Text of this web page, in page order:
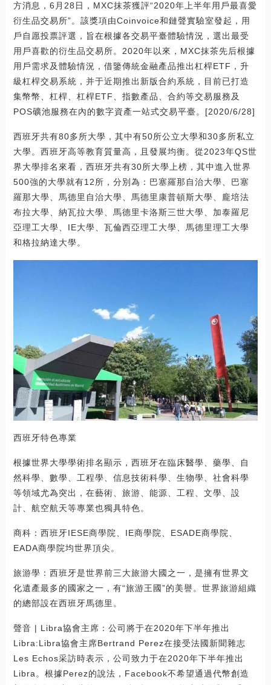
方消息，6月28日，MXC抹茶獲評“2020年上半年用戶最喜愛
衍生品交易所”。該獎項由Coinvoice和鏈聲實驗室發起，用
戶自愿投票評選，旨在根據各交易平臺體驗情況，選出最受
用戶喜歡的衍生品交易所。2020年以來，MXC抹茶先后根據
用戶需求及體驗情況，借鑒傳統金融產品推出杠桿ETF，升
級杠桿交易系統，并于近期推出新版合約系統，目前已打造
集幣幣、杠桿、杠桿ETF、指數產品、合約等交易服務及
POS礦池服務在內的數字資產一站式交易平臺。[2020/6/28]
西班牙共有80多所大學，其中有50所公立大學和30多所私立
大學。西班牙高等教育質量高，且發展均衡。從2023年QS世
界大學排名來看，西班牙共有30所大學上榜，其中進入世界
500強的大學就有12所，分別為：巴塞羅那自治大學、巴塞
羅那大學、馬德里自治大學、馬德里康普頓斯大學、龐培法
布拉大學、納瓦拉大學、馬德里卡洛斯三世大學、加泰羅尼
亞理工大學、IE大學、瓦倫西亞理工大學、馬德里理工大學
和格拉納達大學。
西班牙特色專業
根據世界大學學術排名顯示，西班牙在臨床醫學、藥學、自
然科學、數學、工程學、信息技術科學、生物學、社會科學
等領域尤為突出，在藝術、旅游、能源、工程、文學、設
計、航空航天等專業也獨具特色。
商科：西班牙IESE商學院、IE商學院、ESADE商學院、
EADA商學院均世界頂尖。
旅游學：西班牙是世界前三大旅游大國之一，是擁有世界文
化遺產最多的國家之一，有“旅游王國”的美譽。世界旅游組織
的總部設在西班牙馬德里。
聲音 | Libra協會主席：公司將于在2020年下半年推出
Libra:Libra協會主席Bertrand Perez在接受法國新聞雜志
Les Echos采訪時表示，公司致力于在2020年下半年推出
Libra。根據Perez的說法，Facebook不希望通過代幣創造